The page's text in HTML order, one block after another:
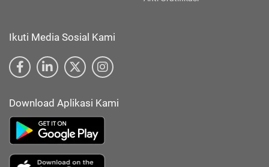
Ikuti Media Sosial Kami
Download Aplikasi Kami